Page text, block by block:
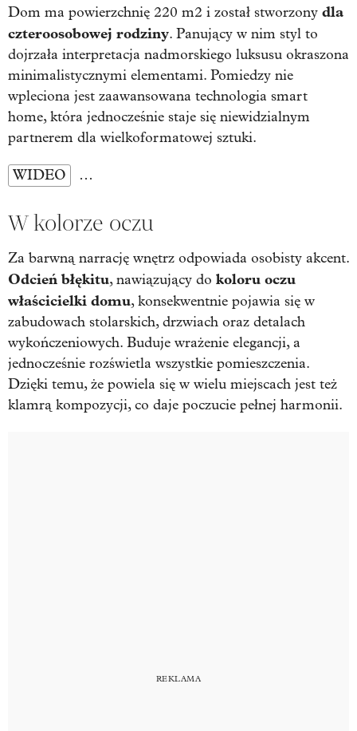
Dom ma powierzchnię 220 m2 i został stworzony dla
czteroosobowej rodziny. Panujący w nim styl to
dojrzała interpretacja nadmorskiego luksusu okraszona
minimalistycznymi elementami. Pomiedzy nie
wpleciona jest zaawansowana technologia smart
home, która jednocześnie staje się niewidzialnym
partnerem dla wielkoformatowej sztuki.
WIDEO …
W kolorze oczu
Za barwną narrację wnętrz odpowiada osobisty akcent.
Odcień błękitu, nawiązujący do koloru oczu
właścicielki domu, konsekwentnie pojawia się w
zabudowach stolarskich, drzwiach oraz detalach
wykończeniowych. Buduje wrażenie elegancji, a
jednocześnie rozświetla wszystkie pomieszczenia.
Dzięki temu, że powiela się w wielu miejscach jest też
klamrą kompozycji, co daje poczucie pełnej harmonii.